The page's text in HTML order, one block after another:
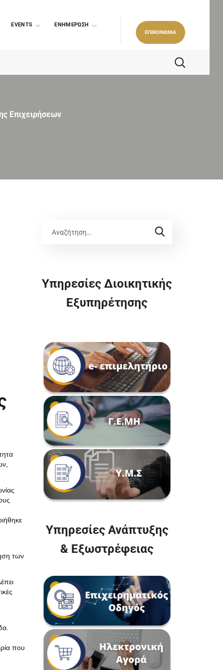
EVENTS ΕΝΗΜΕΡΩΣΗ
ΕΠΙΚΟΙΝΩΝΙΑ
Επιχειρήσεων
των
που
Υπηρεσίες Διοικητικής
Εξυπηρέτησης
Υπηρεσίες Ανάπτυξης
& Εξωστρέφειας